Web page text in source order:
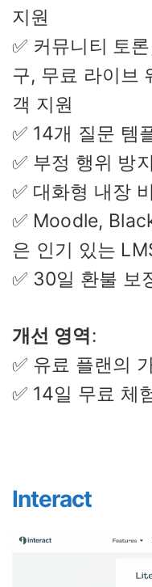
지원
✅ 커뮤니티 토
구, 무료 라이브
객 지원
✅ 14개 질문 템
✅ 부정 행위 방
✅ 대화형 내장
✅ Moodle,
은 인기 있는
✅ 30일 환불 보
개선 영역:
✅ 유료 플랜의
✅ 14일 무료 체
Interact